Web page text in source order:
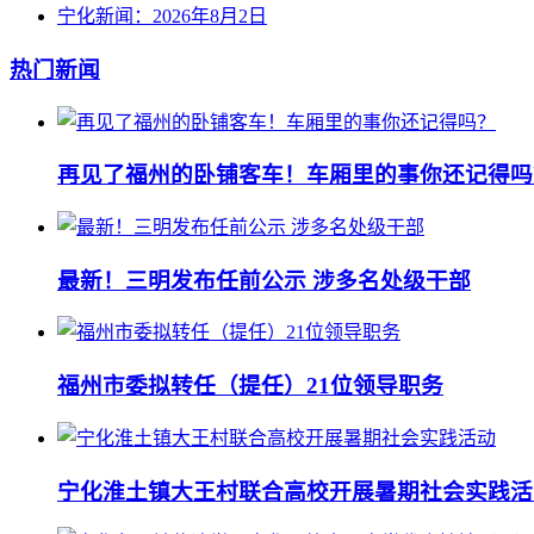
宁化新闻：2026年8月2日
热门新闻
再见了福州的卧铺客车！车厢里的事你还记得
最新！三明发布任前公示 涉多名处级干部
福州市委拟转任（提任）21位领导职务
宁化淮土镇大王村联合高校开展暑期社会实践